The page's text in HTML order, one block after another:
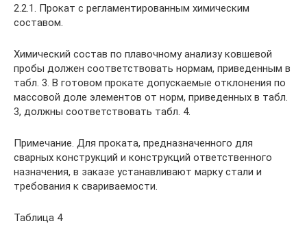
2.2.1. Прокат с регламентированным химическим
составом.
Химический состав по плавочному анализу ковшевой
пробы должен соответствовать нормам, приведенным в
табл. 3. В готовом прокате допускаемые отклонения по
массовой доле элементов от норм, приведенных в табл.
3, должны соответствовать табл. 4.
Примечание. Для проката, предназначенного для
сварных конструкций и конструкций ответственного
назначения, в заказе устанавливают марку стали и
требования к свариваемости.
Таблица 4